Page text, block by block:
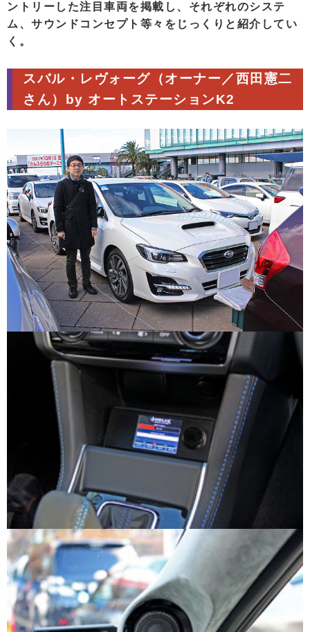
ントリーした注目車両を掲載し、それぞれのシステ
ム、サウンドコンセプト等々をじっくりと紹介してい
く。
スバル・レヴォーグ（オーナー／西田憲二
さん）by オートステーションK2